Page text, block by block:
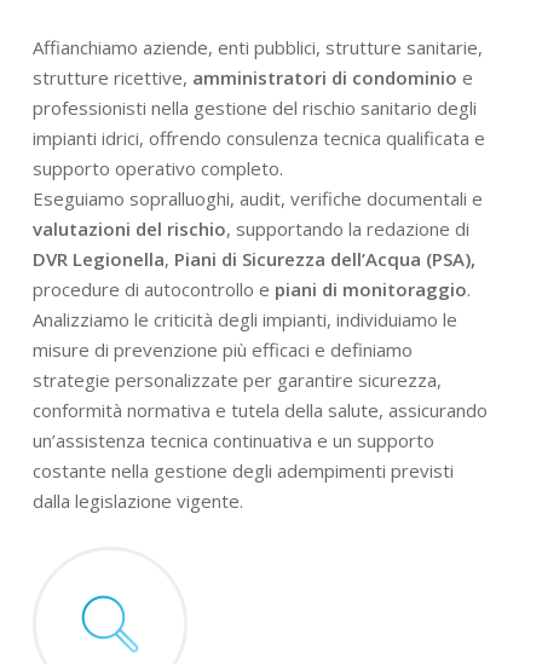
Affianchiamo aziende, enti pubblici, strutture sanitarie,
strutture ricettive, amministratori di condominio e
professionisti nella gestione del rischio sanitario degli
impianti idrici, offrendo consulenza tecnica qualificata e
supporto operativo completo.
Eseguiamo sopralluoghi, audit, verifiche documentali e
valutazioni del rischio, supportando la redazione di
DVR Legionella, Piani di Sicurezza dell’Acqua (PSA),
procedure di autocontrollo e piani di monitoraggio.
Analizziamo le criticità degli impianti, individuiamo le
misure di prevenzione più efficaci e definiamo
strategie personalizzate per garantire sicurezza,
conformità normativa e tutela della salute, assicurando
un’assistenza tecnica continuativa e un supporto
costante nella gestione degli adempimenti previsti
dalla legislazione vigente.